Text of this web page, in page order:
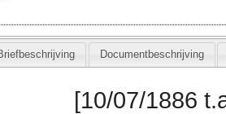
Documentbeschrijving
[10/07/1886